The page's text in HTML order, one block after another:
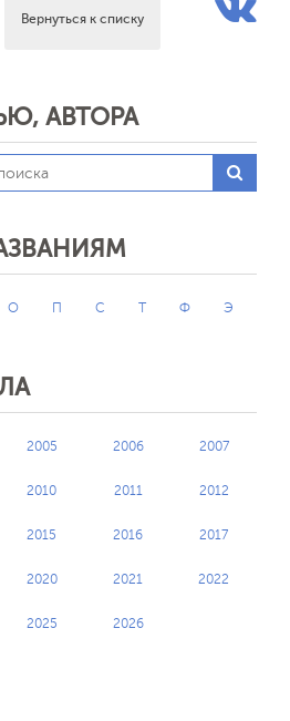
Вернуться к списку
АВТОРА
О П С Т Ф Э
2005 2006 2007
2010 2011 2012
2015 2016 2017
2020 2021 2022
2025 2026